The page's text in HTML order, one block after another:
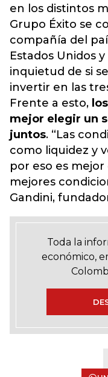
en los distintos
Grupo Éxito se
compañía del
Estados Unidos
inquietud de si
invertir en las
Frente a esto,
mejor elegir un
juntos. “Las
como liquidez y
por eso es
mejores
Gandini,
Toda la
económico,